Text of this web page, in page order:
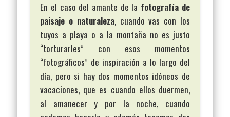
En el caso del amante de la fotografía de
paisaje o naturaleza, cuando vas con los
tuyos a playa o a la montaña no es justo
“torturarles” con esos momentos
“fotográficos” de inspiración a lo largo del
día, pero si hay dos momentos idóneos de
vacaciones, que es cuando ellos duermen,
al amanecer y por la noche, cuando